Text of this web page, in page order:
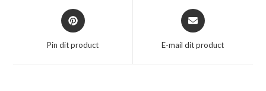
Opent
in
een
nieuw
Pin dit product
Opent
in
een
nieuw
E-mail dit product